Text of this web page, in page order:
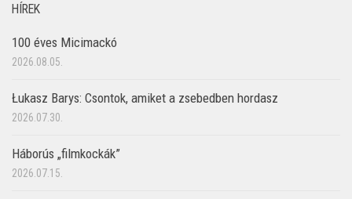
HÍREK
100 éves Micimackó
2026.08.05.
Łukasz Barys: Csontok, amiket a zsebedben hordasz
2026.07.30.
Háborús „filmkockák”
2026.07.15.